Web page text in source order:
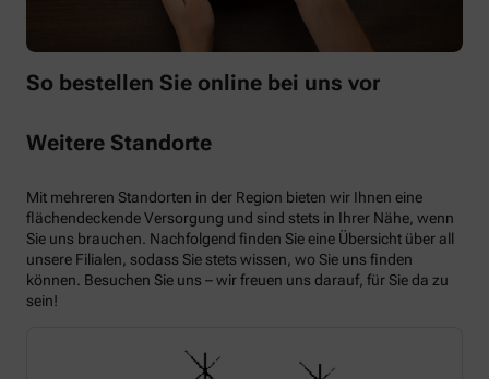
So bestellen Sie online bei uns vor
Weitere Standorte
Mit mehreren Standorten in der Region bieten wir Ihnen eine
flächendeckende Versorgung und sind stets in Ihrer Nähe, wenn
Sie uns brauchen. Nachfolgend finden Sie eine Übersicht über all
unsere Filialen, sodass Sie stets wissen, wo Sie uns finden
können. Besuchen Sie uns – wir freuen uns darauf, für Sie da zu
sein!